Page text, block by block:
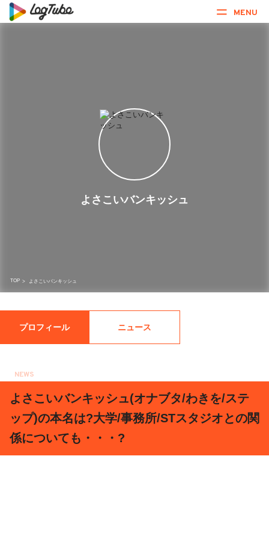
MENU
よさこいバンキッシュ
TOP > よさこいバンキッシュ
プロフィール ニュース
NEWS
よさこいバンキッシュ(オナブタ/わきを/ステ
ップ)の本名は?大学/事務所/STスタジオとの関
係についても・・・?